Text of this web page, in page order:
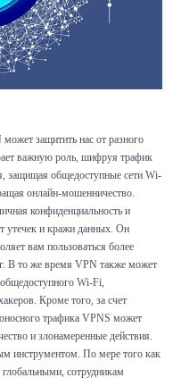
защитить нас от разного
важную роль, шифруя трафик
защищая общедоступные сети Wi-
онлайн-мошенничество.
конфиденциальность и
утечек и кражи данных. Он
вам пользоваться более
В то же время VPN также может
общедоступного Wi-Fi,
Кроме того, за счет
трафика VPNS может
и злонамеренные действия.
инструментом. По мере того как
сотрудникам